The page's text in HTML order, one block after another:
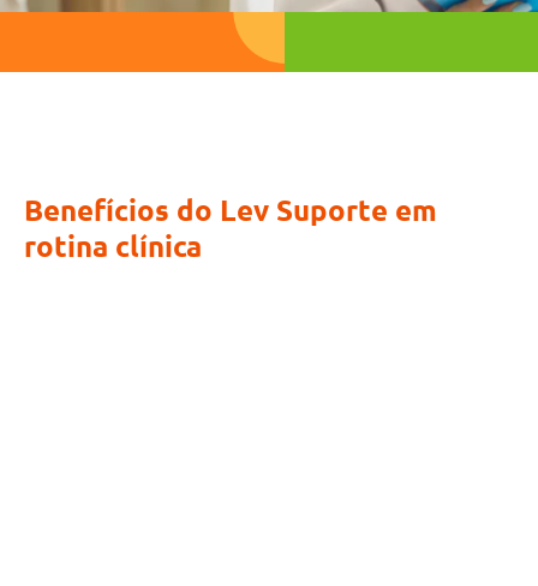
Benefícios do Lev Suporte em
rotina clínica